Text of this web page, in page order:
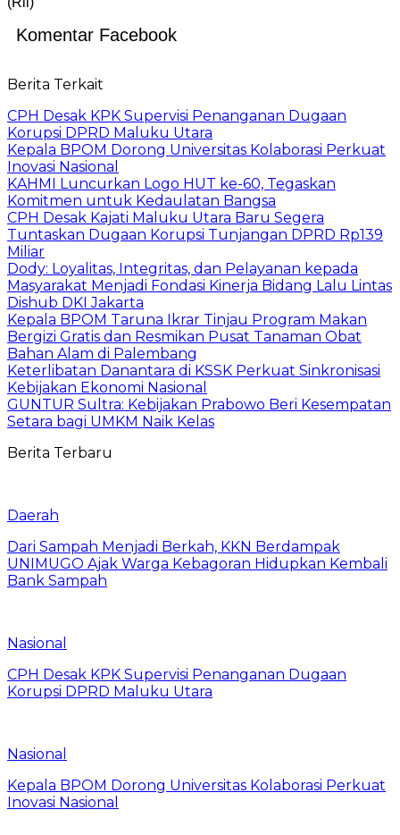
Komentar Facebook
Berita Terkait
CPH Desak KPK Supervisi Penanganan Dugaan
Korupsi DPRD Maluku Utara
Kepala BPOM Dorong Universitas Kolaborasi Perkuat
Inovasi Nasional
KAHMI Luncurkan Logo HUT ke-60, Tegaskan
Komitmen untuk Kedaulatan Bangsa
CPH Desak Kajati Maluku Utara Baru Segera
Tuntaskan Dugaan Korupsi Tunjangan DPRD Rp139
Miliar
Dody: Loyalitas, Integritas, dan Pelayanan kepada
Masyarakat Menjadi Fondasi Kinerja Bidang Lalu Lintas
Dishub DKI Jakarta
Kepala BPOM Taruna Ikrar Tinjau Program Makan
Bergizi Gratis dan Resmikan Pusat Tanaman Obat
Bahan Alam di Palembang
Keterlibatan Danantara di KSSK Perkuat Sinkronisasi
Kebijakan Ekonomi Nasional
GUNTUR Sultra: Kebijakan Prabowo Beri Kesempatan
Setara bagi UMKM Naik Kelas
Berita Terbaru
Daerah
Dari Sampah Menjadi Berkah, KKN Berdampak
UNIMUGO Ajak Warga Kebagoran Hidupkan Kembali
Bank Sampah
Nasional
CPH Desak KPK Supervisi Penanganan Dugaan
Korupsi DPRD Maluku Utara
Nasional
Kepala BPOM Dorong Universitas Kolaborasi Perkuat
Inovasi Nasional